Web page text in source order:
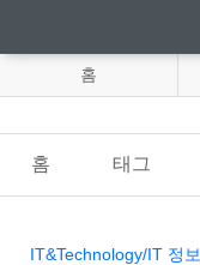
홈
홈 태그
IT&Technology/IT 정보